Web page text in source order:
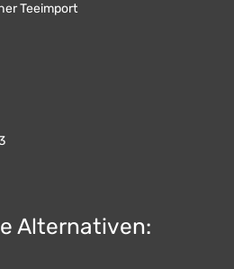
Teeimport
Alternativen: